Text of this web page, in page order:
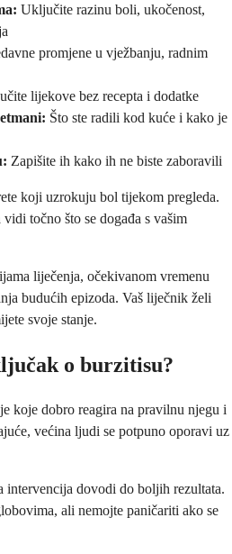
Uključite razinu boli, ukočenost,
promjene u vježbanju, radnim
lijekove bez recepta i dodatke
Što ste radili kod kuće i kako je
Zapišite ih kako ih ne biste zaboravili
koji uzrokuju bol tijekom pregleda.
točno što se događa s vašim
liječenja, očekivanom vremenu
budućih epizoda. Vaš liječnik želi
svoje stanje.
o burzitisu?
koje dobro reagira na pravilnu njegu i
većina ljudi se potpuno oporavi uz
intervencija dovodi do boljih rezultata.
ali nemojte paničariti ako se